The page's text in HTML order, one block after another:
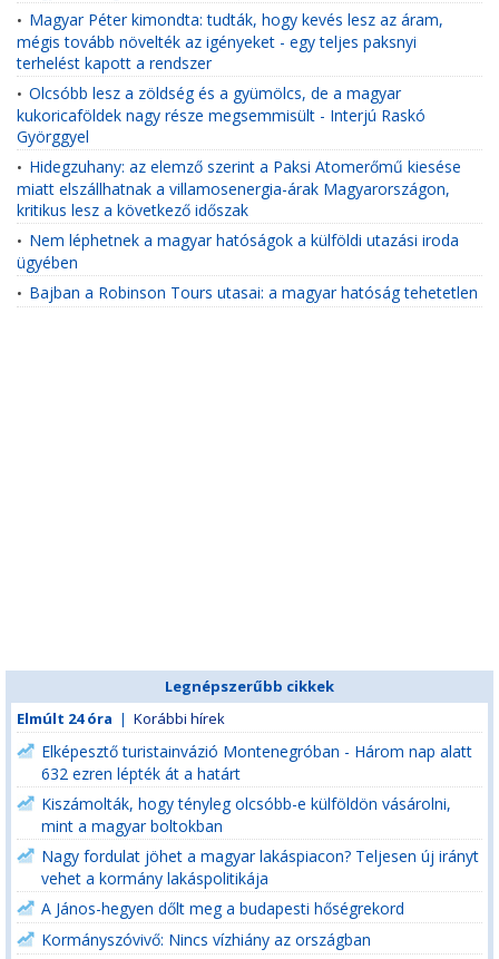
• Magyar Péter kimondta: tudták, hogy kevés lesz az áram,
mégis tovább növelték az igényeket - egy teljes paksnyi
terhelést kapott a rendszer
• Olcsóbb lesz a zöldség és a gyümölcs, de a magyar
kukoricaföldek nagy része megsemmisült - Interjú Raskó
Györggyel
• Hidegzuhany: az elemző szerint a Paksi Atomerőmű kiesése
miatt elszállhatnak a villamosenergia-árak Magyarországon,
kritikus lesz a következő időszak
• Nem léphetnek a magyar hatóságok a külföldi utazási iroda
ügyében
• Bajban a Robinson Tours utasai: a magyar hatóság tehetetlen
Legnépszerűbb cikkek
Elmúlt 24 óra | Korábbi hírek
Elképesztő turistainvázió Montenegróban - Három nap alatt
632 ezren lépték át a határt
Kiszámolták, hogy tényleg olcsóbb-e külföldön vásárolni,
mint a magyar boltokban
Nagy fordulat jöhet a magyar lakáspiacon? Teljesen új irányt
vehet a kormány lakáspolitikája
A János-hegyen dőlt meg a budapesti hőségrekord
Kormányszóvivő: Nincs vízhiány az országban